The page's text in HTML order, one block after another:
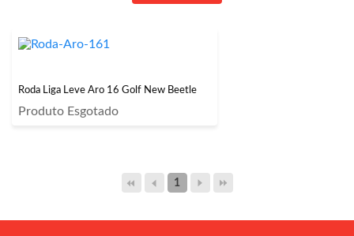
Roda Liga Leve Aro 16 Golf New Beetle
Produto Esgotado
1